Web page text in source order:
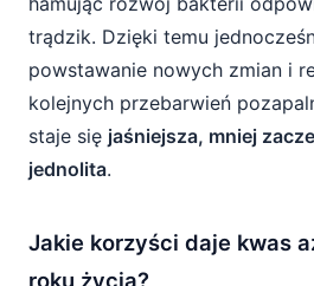
trądzik. Dzięki temu
powstawanie nowych zmian i
kolejnych przebarwień
staje się jaśniejsza, mniej
jednolita.
Jakie korzyści daje kwas
roku życia?